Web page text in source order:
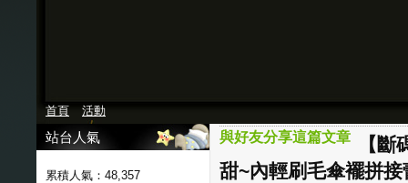
首頁 活動
與好友分享這篇文章
【
甜~內輕刷毛傘襬拼
站台人氣
累積人氣： 48,357